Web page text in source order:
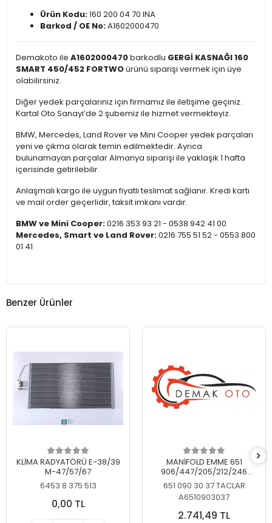
Ürün Kodu:160 200 04 70 INA
Barkod / OE No:A1602000470
Demakoto ile A1602000470barkodlu GERGİ KASNAĞI 160
SMART 450/452 FORTWOürünü siparişi vermek için üye
olabilirsiniz.
Diğer yedek parçalarınız için firmamız ile iletişime geçiniz.
Kartal Oto Sanayi’de 2 şubemiz ile hizmet vermekteyiz.
BMW, Mercedes, Land Rover ve Mini Cooper yedek parçaları
yeni ve çıkma olarak temin edilmektedir. Ayrıca
bulunamayan parçalar Almanya siparişi ile yaklaşık 1 hafta
içerisinde getirilebilir.
Anlaşmalı kargo ile uygun fiyatlı teslimat sağlanır. Kredi kartı
ve mail order geçerlidir, taksit imkanı vardır.
BMW ve Mini Cooper:0216 353 93 21 - 0538 942 41 00
Mercedes, Smart ve Land Rover:0216 755 51 52 - 0553 800
01 41
Benzer Ürünler
KLİMA RADYATÖRÜ E-38/39
M-47/57/67
6453 8 375 513
0,00 TL
MANİFOLD EMME 651
906/447/205/212/246
KELEBEKSİZ
651 090 30 37 TACLAR
A6510903037
2.741,49 TL